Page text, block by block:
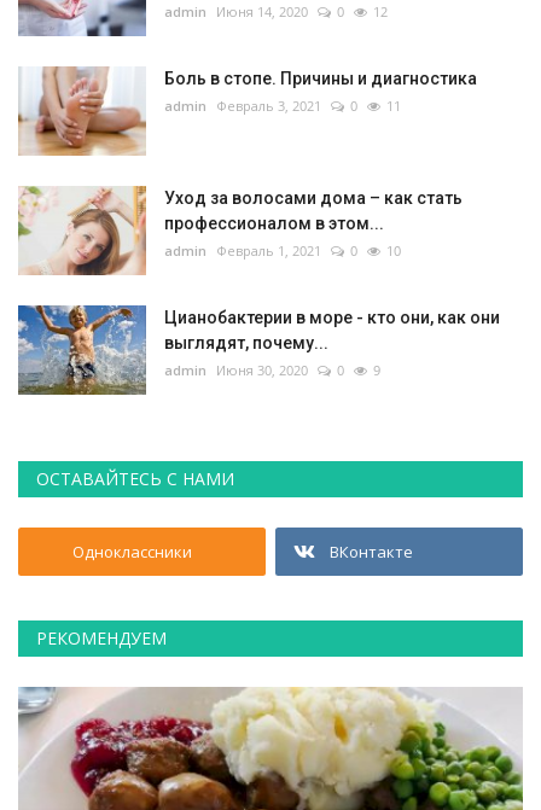
admin Июня 14, 2020 0 12
Боль в стопе. Причины и диагностика
admin Февраль 3, 2021 0 11
Уход за волосами дома – как стать
профессионалом в этом...
admin Февраль 1, 2021 0 10
Цианобактерии в море - кто они, как они
выглядят, почему...
admin Июня 30, 2020 0 9
ОСТАВАЙТЕСЬ С НАМИ
Одноклассники ВКонтакте
РЕКОМЕНДУЕМ